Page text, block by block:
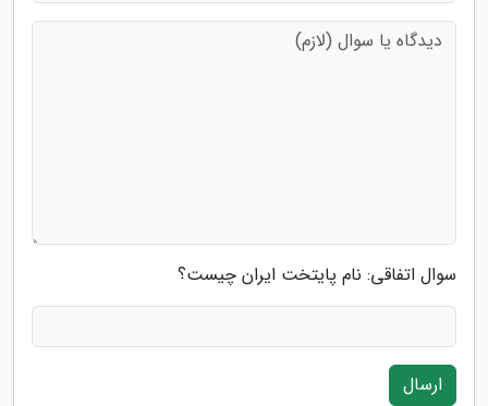
سوال اتفاقی: نام پایتخت ایران چیست؟
ارسال